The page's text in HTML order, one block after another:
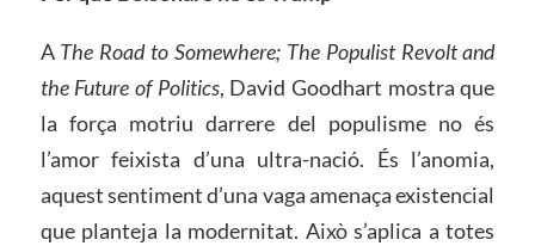
A The Road to Somewhere; The Populist Revolt and
the Future of Politics, David Goodhart mostra que
la força motriu darrere del populisme no és
l’amor feixista d’una ultra-nació. És l’anomia,
aquest sentiment d’una vaga amenaça existencial
que planteja la modernitat. Això s’aplica a totes